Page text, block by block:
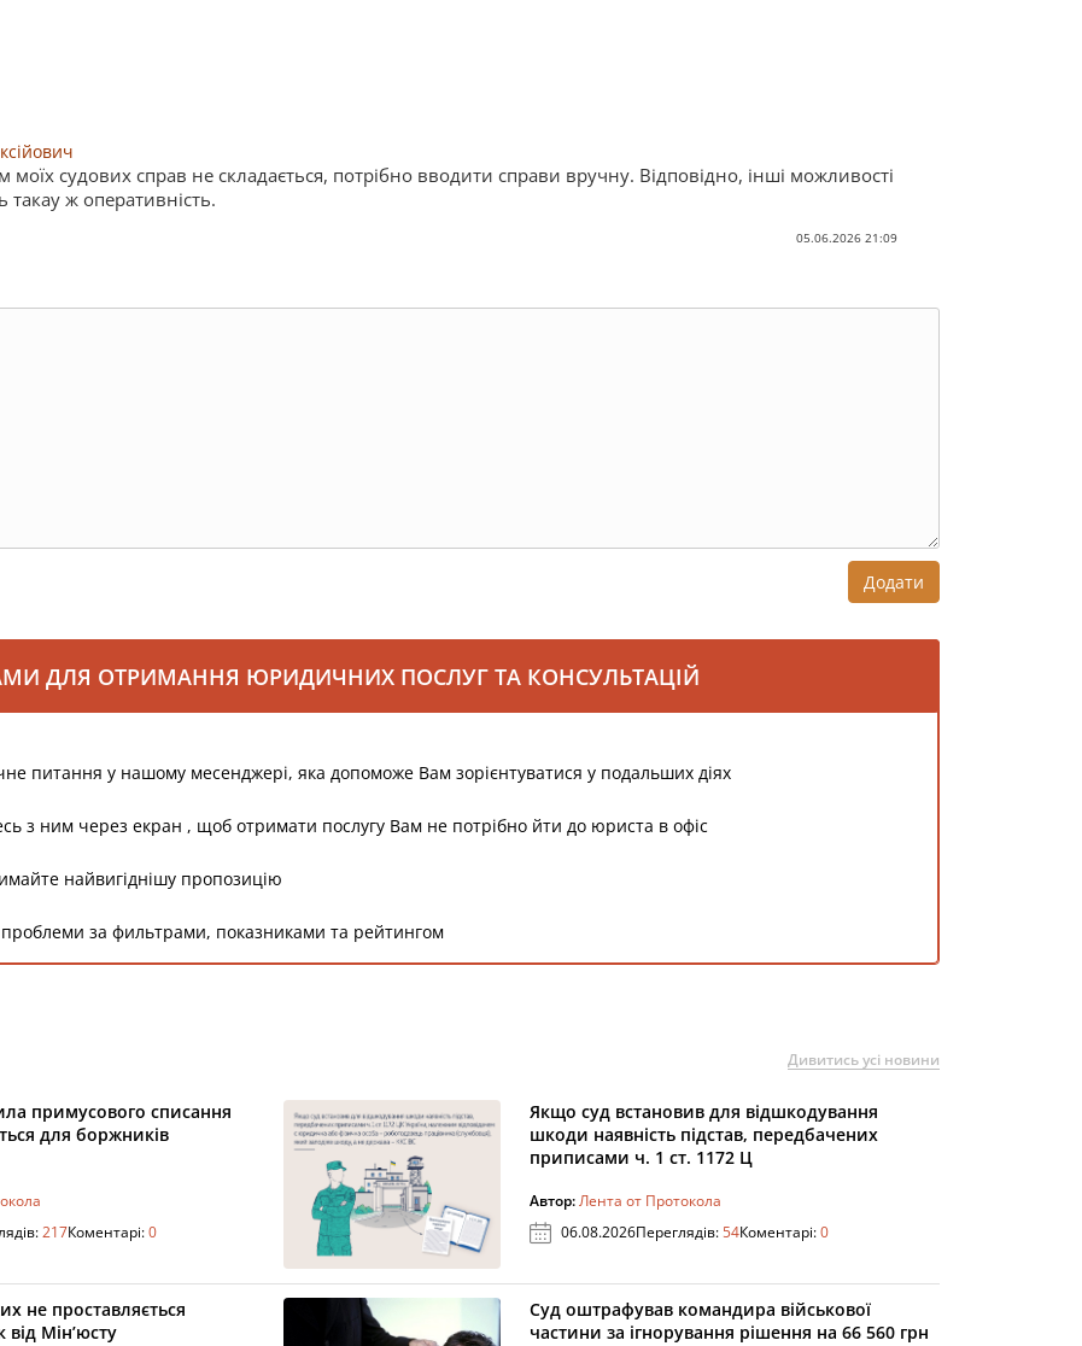
судових справ не складається, потрібно вводити справи вручну. Відповідно, інші можливості
такау ж оперативність.
05.06.2026 21:09
Додати
ДЛЯ ОТРИМАННЯ ЮРИДИЧНИХ ПОСЛУГ ТА КОНСУЛЬТАЦІЙ
питання у нашому месенджері, яка допоможе Вам зорієнтуватися у подальших діях
з ним через екран , щоб отримати послугу Вам не потрібно йти до юриста в офіс
найвигіднішу пропозицію
за фильтрами, показниками та рейтингом
Дивитись усі новини
примусового списання
для боржників
217Коментарі:0
Якщо суд встановив для відшкодування
шкоди наявність підстав, передбачених
приписами ч. 1 ст. 1172 Ц
Автор:Лента от Протокола
06.08.2026Переглядів:54Коментарі:0
не проставляється
від Мін’юсту
Суд оштрафував командира військової
частини за ігнорування рішення на 66 560 грн